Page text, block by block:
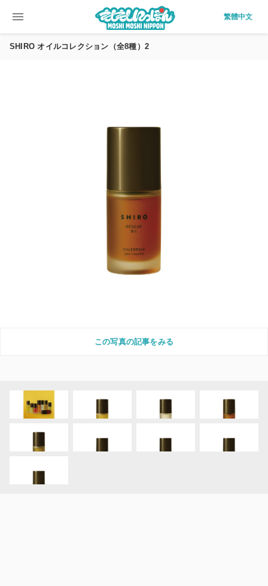
menu 繁體中文
SHIRO オイルコレクション（全8種）2
この写真の記事をみる